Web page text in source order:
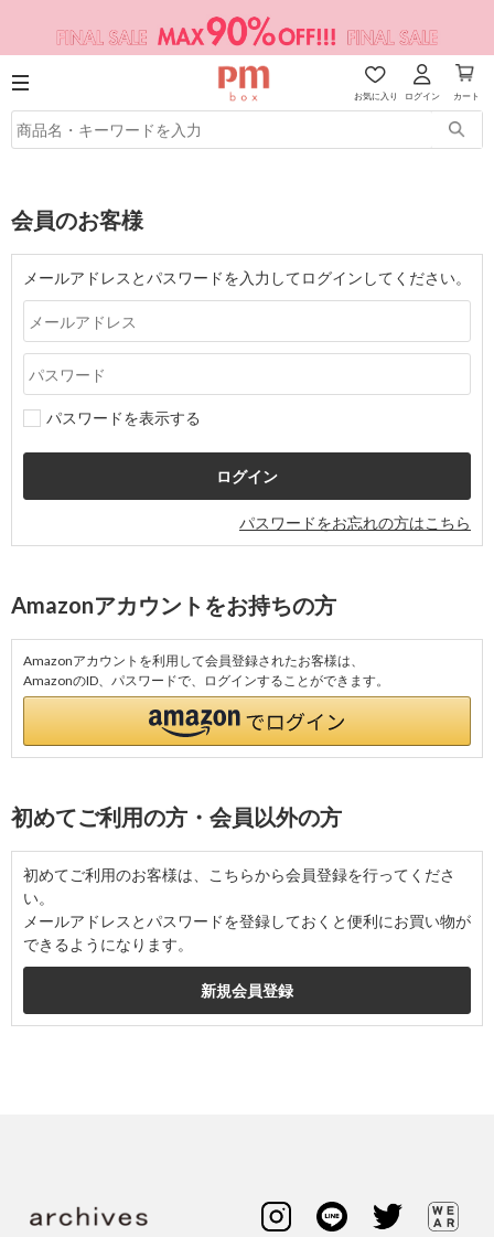
お気に入り ログイン カート
会員のお客様
メールアドレスとパスワードを入力してログインしてください。
パスワードを表示する
パスワードをお忘れの方はこちら
Amazonアカウントをお持ちの方
Amazonアカウントを利用して会員登録されたお客様は、
AmazonのID、パスワードで、ログインすることができます。
初めてご利用の方・会員以外の方
初めてご利用のお客様は、こちらから会員登録を行ってくださ
い。
メールアドレスとパスワードを登録しておくと便利にお買い物が
できるようになります。